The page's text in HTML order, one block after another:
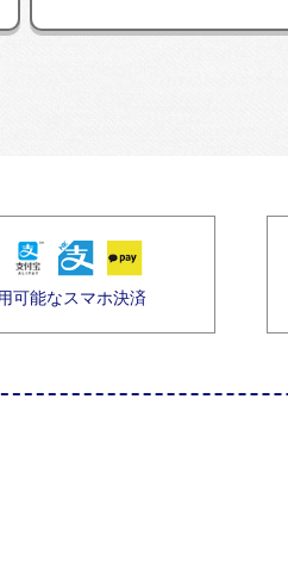
可能なスマホ決済